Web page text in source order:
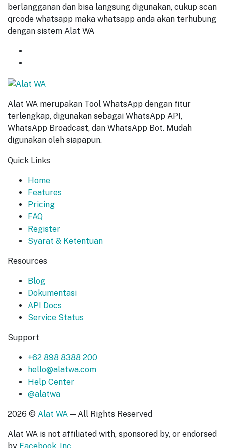
berlangganan dan bisa langsung digunakan, cukup scan
qrcode whatsapp maka whatsapp anda akan terhubung
dengan sistem Alat WA
Alat WA merupakan Tool WhatsApp dengan fitur
terlengkap, digunakan sebagai WhatsApp API,
WhatsApp Broadcast, dan WhatsApp Bot. Mudah
digunakan oleh siapapun.
Quick Links
Home
Features
Pricing
FAQ
Register
Syarat & Ketentuan
Resources
Blog
Dokumentasi
API Docs
Service Status
Support
+62 898 8388 200
hello@alatwa.com
Help Center
@alatwa
2026 © Alat WA — All Rights Reserved
Alat WA is not affiliated with, sponsored by, or endorsed
by Facebook, Inc.